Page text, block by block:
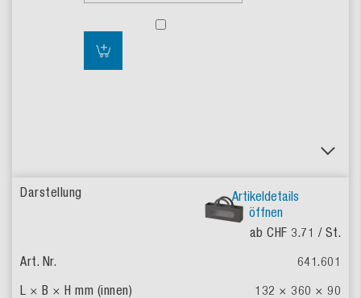
Artikeldetails
öffnen
ab CHF 3.71 / St.
641.601
132 × 360 × 90